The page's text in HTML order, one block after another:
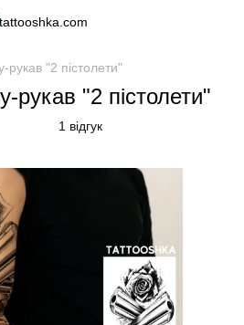
рукав "2 пістолети"
рукав "2 пістолети"
1 відгук